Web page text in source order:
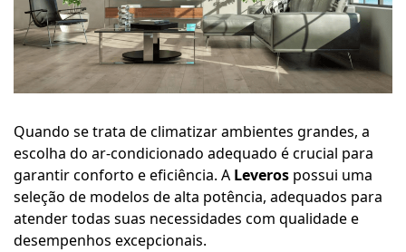
Quando se trata de climatizar ambientes grandes, a
escolha do ar-condicionado adequado é crucial para
garantir conforto e eficiência. A Leveros possui uma
seleção de modelos de alta potência, adequados para
atender todas suas necessidades com qualidade e
desempenhos excepcionais.